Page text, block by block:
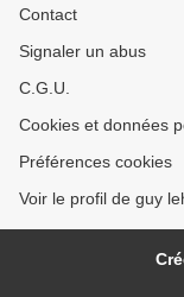
Contact
Signaler un abus
C.G.U.
Cookies et données
Préférences cookies
Voir le profil de guy